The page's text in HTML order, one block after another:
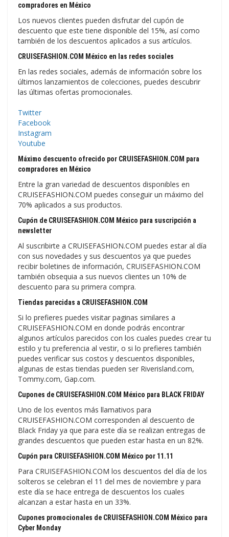
compradores en México
Los nuevos clientes pueden disfrutar del cupón de
descuento que este tiene disponible del 15%, así como
también de los descuentos aplicados a sus artículos.
CRUISEFASHION.COM México en las redes sociales
En las redes sociales, además de información sobre los
últimos lanzamientos de colecciones, puedes descubrir
las últimas ofertas promocionales.
Twitter
Facebook
Instagram
Youtube
Máximo descuento ofrecido por CRUISEFASHION.COM para
compradores en México
Entre la gran variedad de descuentos disponibles en
CRUISEFASHION.COM puedes conseguir un máximo del
70% aplicados a sus productos.
Cupón de CRUISEFASHION.COM México para suscripción a
newsletter
Al suscribirte a CRUISEFASHION.COM puedes estar al día
con sus novedades y sus descuentos ya que puedes
recibir boletines de información, CRUISEFASHION.COM
también obsequia a sus nuevos clientes un 10% de
descuento para su primera compra.
Tiendas parecidas a CRUISEFASHION.COM
Si lo prefieres puedes visitar paginas similares a
CRUISEFASHION.COM en donde podrás encontrar
algunos artículos parecidos con los cuales puedes crear tu
estilo y tu preferencia al vestir, o si lo prefieres también
puedes verificar sus costos y descuentos disponibles,
algunas de estas tiendas pueden ser Riverisland.com,
Tommy.com, Gap.com.
Cupones de CRUISEFASHION.COM México para BLACK FRIDAY
Uno de los eventos más llamativos para
CRUISEFASHION.COM corresponden al descuento de
Black Friday ya que para este día se realizan entregas de
grandes descuentos que pueden estar hasta en un 82%.
Cupón para CRUISEFASHION.COM México por 11.11
Para CRUISEFASHION.COM los descuentos del día de los
solteros se celebran el 11 del mes de noviembre y para
este día se hace entrega de descuentos los cuales
alcanzan a estar hasta en un 33%.
Cupones promocionales de CRUISEFASHION.COM México para
Cyber Monday